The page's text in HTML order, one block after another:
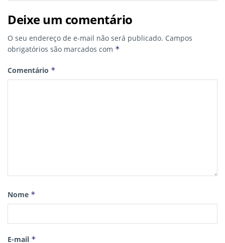
Deixe um comentário
O seu endereço de e-mail não será publicado. Campos
obrigatórios são marcados com *
Comentário *
Nome *
E-mail *